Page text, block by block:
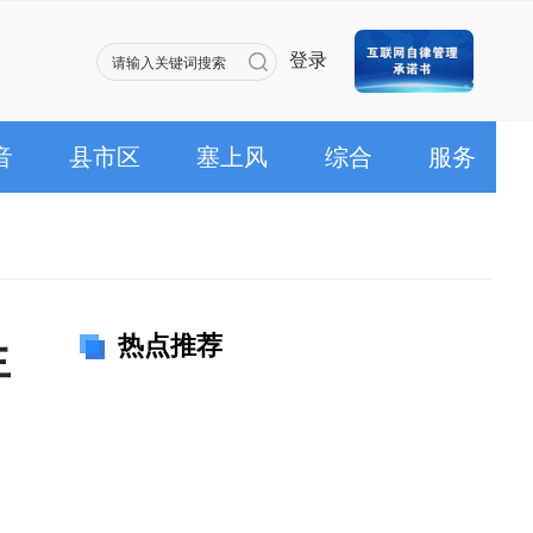
登录
县市区 塞上风 综合 服务
热点推荐